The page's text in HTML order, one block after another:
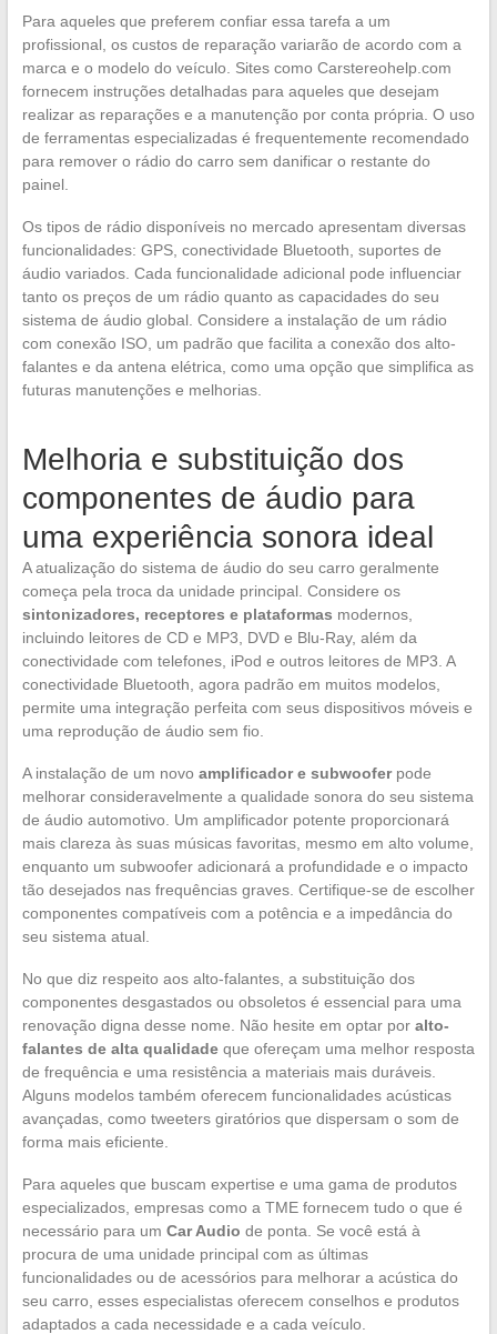
Para aqueles que preferem confiar essa tarefa a um
profissional, os custos de reparação variarão de acordo com a
marca e o modelo do veículo. Sites como Carstereohelp.com
fornecem instruções detalhadas para aqueles que desejam
realizar as reparações e a manutenção por conta própria. O uso
de ferramentas especializadas é frequentemente recomendado
para remover o rádio do carro sem danificar o restante do
painel.
Os tipos de rádio disponíveis no mercado apresentam diversas
funcionalidades: GPS, conectividade Bluetooth, suportes de
áudio variados. Cada funcionalidade adicional pode influenciar
tanto os preços de um rádio quanto as capacidades do seu
sistema de áudio global. Considere a instalação de um rádio
com conexão ISO, um padrão que facilita a conexão dos alto-
falantes e da antena elétrica, como uma opção que simplifica as
futuras manutenções e melhorias.
Melhoria e substituição dos
componentes de áudio para
uma experiência sonora ideal
A atualização do sistema de áudio do seu carro geralmente
começa pela troca da unidade principal. Considere os
sintonizadores, receptores e plataformas modernos,
incluindo leitores de CD e MP3, DVD e Blu-Ray, além da
conectividade com telefones, iPod e outros leitores de MP3. A
conectividade Bluetooth, agora padrão em muitos modelos,
permite uma integração perfeita com seus dispositivos móveis e
uma reprodução de áudio sem fio.
A instalação de um novo amplificador e subwooferpode
melhorar consideravelmente a qualidade sonora do seu sistema
de áudio automotivo. Um amplificador potente proporcionará
mais clareza às suas músicas favoritas, mesmo em alto volume,
enquanto um subwoofer adicionará a profundidade e o impacto
tão desejados nas frequências graves. Certifique-se de escolher
componentes compatíveis com a potência e a impedância do
seu sistema atual.
No que diz respeito aos alto-falantes, a substituição dos
componentes desgastados ou obsoletos é essencial para uma
renovação digna desse nome. Não hesite em optar por alto-
falantes de alta qualidadeque ofereçam uma melhor resposta
de frequência e uma resistência a materiais mais duráveis.
Alguns modelos também oferecem funcionalidades acústicas
avançadas, como tweeters giratórios que dispersam o som de
forma mais eficiente.
Para aqueles que buscam expertise e uma gama de produtos
especializados, empresas como a TME fornecem tudo o que é
necessário para um Car Audio de ponta. Se você está à
procura de uma unidade principal com as últimas
funcionalidades ou de acessórios para melhorar a acústica do
seu carro, esses especialistas oferecem conselhos e produtos
adaptados a cada necessidade e a cada veículo.